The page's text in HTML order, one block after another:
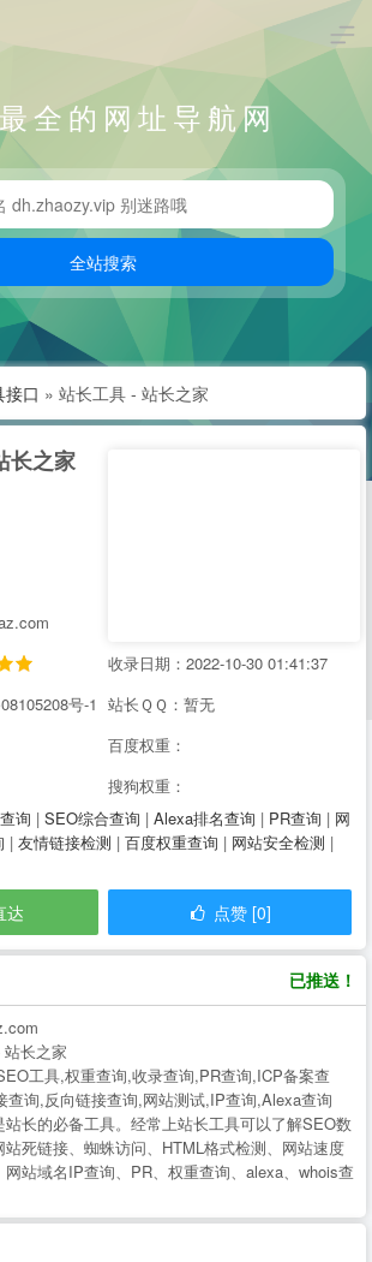
全的网址导航网
接口 » 站长工具 - 站长之家
长之家
收录日期：2022-10-30 01:41:37
号-1 站长ＱＱ：暂无
百度权重：
搜狗权重：
询 | SEO综合查询 | Alexa排名查询 | PR查询 | 网
| 友情链接检测 | 百度权重查询 | 网站安全检测 |
达 点赞 [0]
已推送！
长之家
工具,权重查询,收录查询,PR查询,ICP备案查
查询,反向链接查询,网站测试,IP查询,Alexa查询
站长的必备工具。经常上站长工具可以了解SEO数
死链接、蜘蛛访问、HTML格式检测、网站速度
站域名IP查询、PR、权重查询、alexa、whois查